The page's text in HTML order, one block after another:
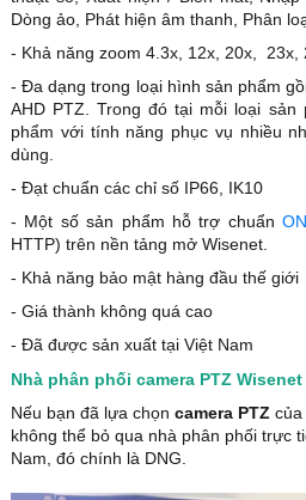
Dòng ảo, Phát hiện âm thanh, Phân
- Khả năng zoom 4.3x, 12x, 20x, 23x,
- Đa dạng trong loại hình sản phẩm
AHD PTZ. Trong đó tại mỗi loại
phẩm với tính năng phục vụ nhiều
dùng.
- Đạt chuẩn các chỉ số IP66, IK10
- Một số sản phẩm hỗ trợ chuẩn
HTTP) trên nền tảng mở Wisenet.
- Khả năng bảo mật hàng đầu thế giới
- Giá thành không quá cao
- Đã được sản xuất tại Việt Nam
Nhà phân phối camera PTZ
Nếu bạn đã lựa chọn camera PTZ của
không thể bỏ qua nhà phân phối trực
Nam, đó chính là DNG.